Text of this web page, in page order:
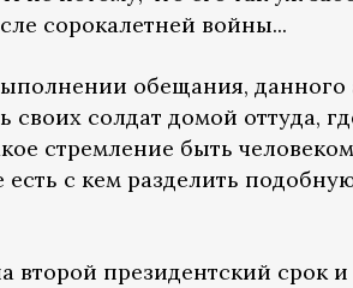
сорокалетней войны...
обещания,
солдат домой оттуда,
стремление быть
с кем разделить
второй президентский срок и